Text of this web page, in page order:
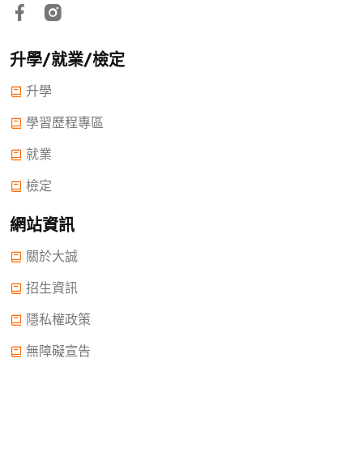
升學/就業/檢定
升學
學習歷程專區
就業
檢定
網站資訊
關於大誠
招生資訊
隱私權政策
無障礙宣告